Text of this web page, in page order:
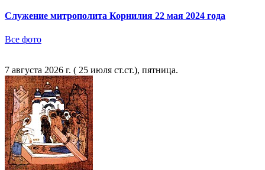
Служение митрополита Корнилия 22 мая 2024 года
Все фото
7 августа 2026 г. ( 25 июля ст.ст.), пятница.